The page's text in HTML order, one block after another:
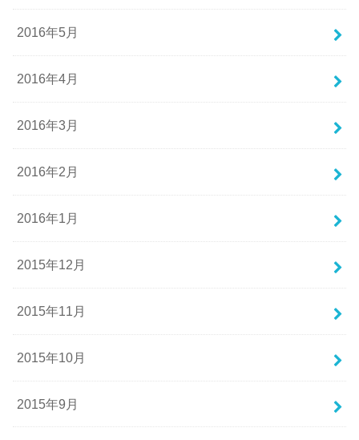
2016年5月
2016年4月
2016年3月
2016年2月
2016年1月
2015年12月
2015年11月
2015年10月
2015年9月